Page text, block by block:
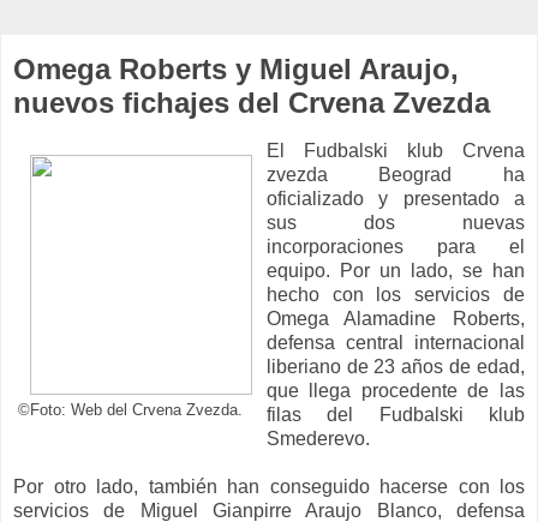
Omega Roberts y Miguel Araujo,
nuevos fichajes del Crvena Zvezda
©Foto: Web del Crvena Zvezda.
El Fudbalski klub Crvena
zvezda Beograd ha
oficializado y presentado a
sus dos nuevas
incorporaciones para el
equipo. Por un lado, se han
hecho con los servicios de
Omega Alamadine Roberts,
defensa central internacional
liberiano de 23 años de edad,
que llega procedente de las
filas del Fudbalski klub
Smederevo.
Por otro lado, también han conseguido hacerse con los
servicios de Miguel Gianpirre Araujo Blanco, defensa